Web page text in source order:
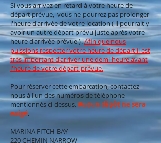
Si vous arrivez en retard à votre heure de
départ prévue, vous ne pourrez pas prolonger
l'heure d'arrivée de votre location ( il pourrait y
avoir un autre départ prévu juste après votre
heure d'arrivée prévue ).Afin que nous
puissions respecter votre heure de départ ilest
très important d'arriver une demi-heure avant
l'heure de votre départ prévue.
Pour réserver cette embarcation, contactez-
nous à l'un des numéros de téléphone
mentionnés ci-dessus.Aucun dépôt ne sera
exigé.
MARINA FITCH-BAY
220 CHEMIN NARROW